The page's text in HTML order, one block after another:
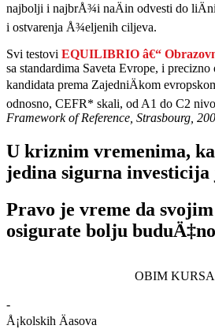
najbolji i najbrÅ¾i naÄin odvesti do
i ostvarenja Å¾eljenih ciljeva.
Svi testovi EQUILIBRIO â€“
sa standardima Saveta Evrope, i
kandidata prema ZajedniÄkom
odnosno, CEFR* skali, od A1 do C2
Framework of Reference, Strasbourg,
U kriznim vremenima,
jedina sigurna investicija
Pravo je vreme da
osigurate bolju
OBIM
-
Å¡kolskih Äasova